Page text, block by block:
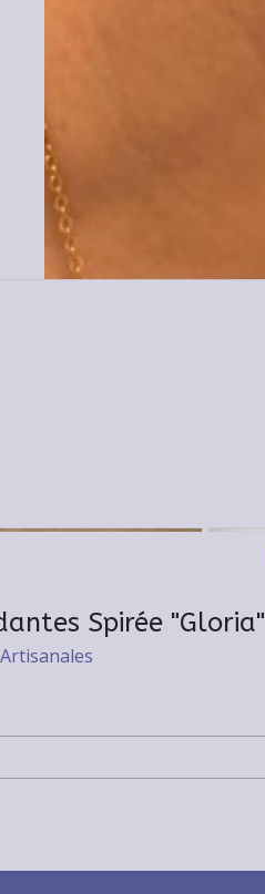
Spirée "Gloria"